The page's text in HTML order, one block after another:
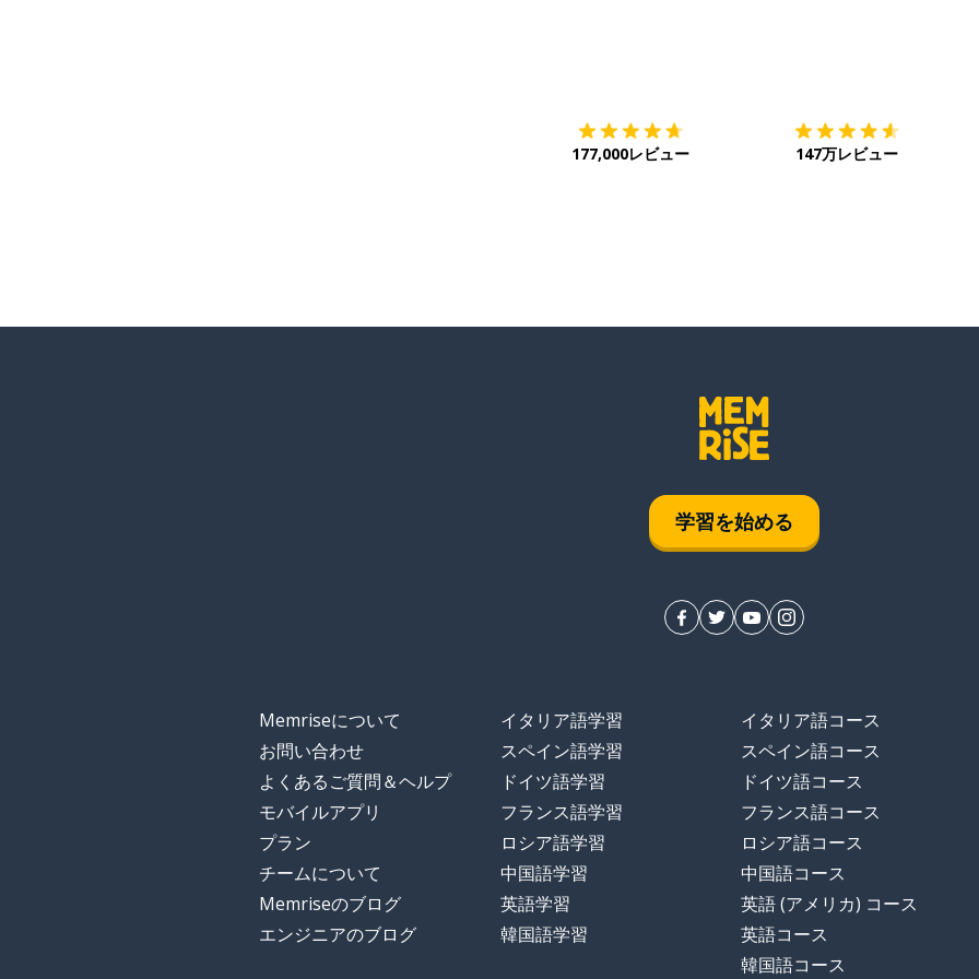
177,000レビュー 147万レビュー
学習を始める
Memriseについて
お問い合わせ
よくあるご質問＆ヘルプ
モバイルアプリ
プラン
チームについて
Memriseのブログ
エンジニアのブログ
イタリア語学習
スペイン語学習
ドイツ語学習
フランス語学習
ロシア語学習
中国語学習
英語学習
韓国語学習
イタリア語コース
スペイン語コース
ドイツ語コース
フランス語コース
ロシア語コース
中国語コース
英語 (アメリカ) コース
英語コース
韓国語コース